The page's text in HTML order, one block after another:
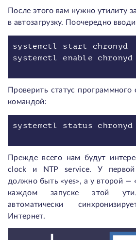
После этого вам нужно утилиту
в автозагрузку. Поочередно
systemctl start chronyd
Проверить статус
командой:
Прежде всего нам будут
clock и NTP service. У первой
должно быть «yes», а у второй —
каждом запуске этой
автоматически
Интернет.